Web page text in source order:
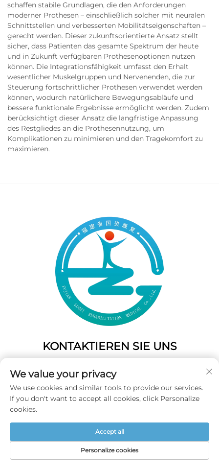
schaffen stabile Grundlagen, die den Anforderungen
moderner Prothesen – einschließlich solcher mit neuralen
Schnittstellen und verbesserten Mobilitätseigenschaften –
gerecht werden. Dieser zukunftsorientierte Ansatz stellt
sicher, dass Patienten das gesamte Spektrum der heute
und in Zukunft verfügbaren Prothesenoptionen nutzen
können. Die Integrationsfähigkeit umfasst den Erhalt
wesentlicher Muskelgruppen und Nervenenden, die zur
Steuerung fortschrittlicher Prothesen verwendet werden
können, wodurch natürlichere Bewegungsabläufe und
bessere funktionale Ergebnisse ermöglicht werden. Zudem
berücksichtigt dieser Ansatz die langfristige Anpassung
des Restgliedes an die Prothesennutzung, um
Komplikationen zu minimieren und den Tragekomfort zu
maximieren.
KONTAKTIEREN SIE UNS
China
Tel.:+86-19859128239
E-Mail:
Alle Rechte vorbehalten - Datenschutzrichtlinie
We value your privacy
We use cookies and similar tools to provide our services.
If you don't want to accept all cookies, click Personalize
cookies.
Personalize cookies
Accept all